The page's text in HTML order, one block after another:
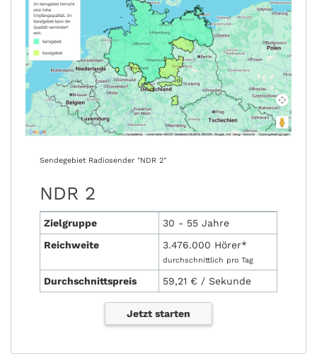
Sendegebiet Radiosender "NDR 2"
NDR 2
Zielgruppe
30 - 55 Jahre
Reichweite
3.476.000 Hörer*
durchschnittlich pro Tag
Durchschnittspreis 59,21 € / Sekunde
Jetzt starten